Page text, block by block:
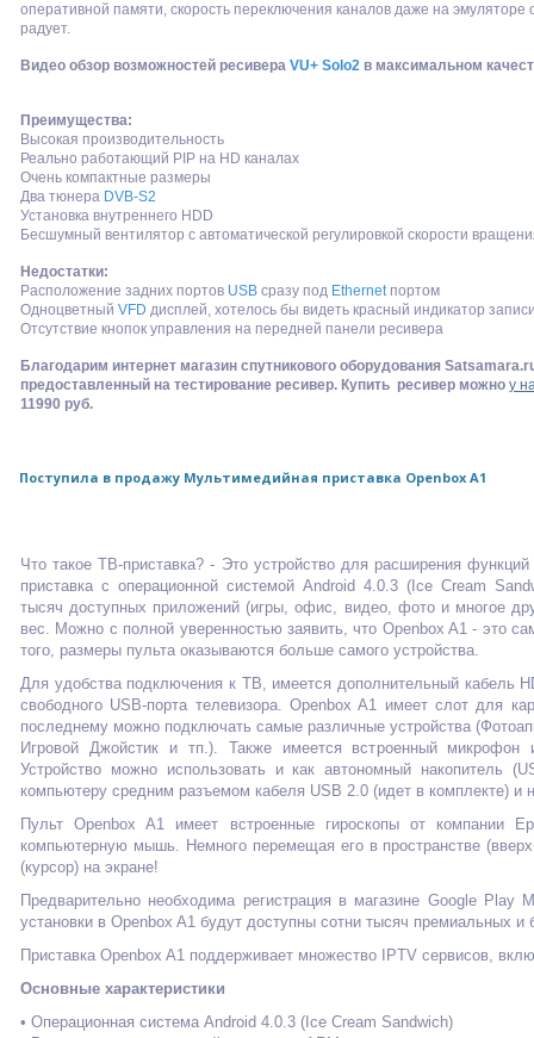
оперативной памяти, скорость переключения каналов даже на эмуляторе
радует.
Видео обзор возможностей ресивера VU+ Solo2 в максимальном
Преимущества:
Высокая производительность
Реально работающий PIP на HD каналах
Очень компактные размеры
Два тюнера DVB-S2
Установка внутреннего HDD
Бесшумный вентилятор с автоматической регулировкой скорости
Недостатки:
Расположение задних портов USB сразу под Ethernetпортом
Одноцветный VFD дисплей, хотелось бы видеть красный индикатор
Отсутствие кнопок управления на передней панели ресивера
Благодарим интернет магазин спутникового оборудования
предоставленный на тестирование ресивер. Купить ресивер можно у
11990 руб.
Поступила в продажу Мультимедийная приставка Openbox A1
Что такое ТВ-приставка? - Это устройство для расширения
приставка с операционной системой Android 4.0.3 (Ice Cream
тысяч доступных приложений (игры, офис, видео, фото и многое
вес. Можно с полной уверенностью заявить, что Openbox A1 - это
того, размеры пульта оказываются больше самого устройства.
Для удобства подключения к ТВ, имеется дополнительный кабель
свободного USB-порта телевизора. Openbox A1 имеет слот для
последнему можно подключать самые различные устройства
Игровой Джойстик и тп.). Также имеется встроенный микрофон
Устройство можно использовать и как автономный накопитель
компьютеру средним разъемом кабеля USB 2.0 (идет в комплекте) и
Пульт Openbox A1 имеет встроенные гироскопы от компании
компьютерную мышь. Немного перемещая его в пространстве
(курсор) на экране!
Предварительно необходима регистрация в магазине Google
установки в Openbox A1 будут доступны сотни тысяч премиальных и
Приставка Openbox A1 поддерживает множество IPTV сервисов,
Основные характеристики
• Операционная система Android 4.0.3 (Ice Cream Sandwich)